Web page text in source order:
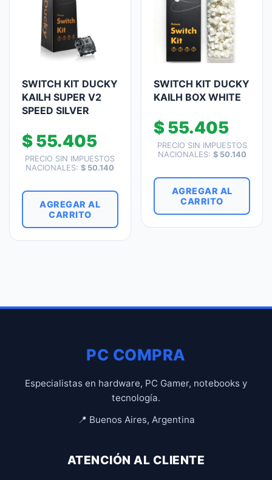
SWITCH KIT DUCKY
KAILH SUPER V2
SPEED SILVER
$55.405
PRECIO SIN IMPUESTOS
NACIONALES:$ 50.140
AGREGAR AL
CARRITO
SWITCH KIT DUCKY
KAILH BOX WHITE
$55.405
PRECIO SIN IMPUESTOS
NACIONALES: $50.140
AGREGAR AL
CARRITO
PC COMPRA
Especialistas en hardware, PC Gamer, notebooks y
tecnología.
📍 Buenos Aires, Argentina
ATENCIÓN AL CLIENTE